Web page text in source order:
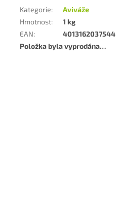
Kategorie:
Aviváže
Hmotnost:
1 kg
EAN:
4013162037544
Položka byla vyprodána…